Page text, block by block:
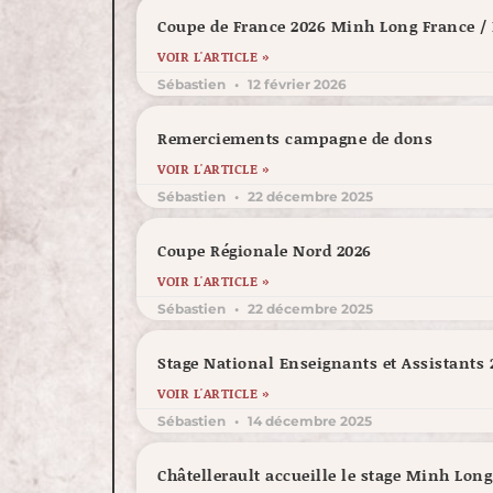
Coupe de France 2026 Minh Long France /
VOIR L'ARTICLE »
Sébastien 12 février 2026
Remerciements campagne de dons
VOIR L'ARTICLE »
Sébastien 22 décembre 2025
Coupe Régionale Nord 2026
VOIR L'ARTICLE »
Sébastien 22 décembre 2025
Stage National Enseignants et Assistants
VOIR L'ARTICLE »
Sébastien 14 décembre 2025
Châtellerault accueille le stage Minh